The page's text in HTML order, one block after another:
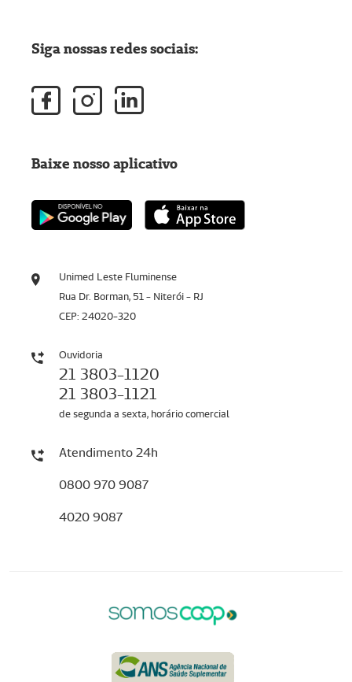
Unimed Leste Fluminense
Rua Dr. Borman, 51 - Niterói - RJ
CEP: 24020-320
Ouvidoria
21 3803-1120
21 3803-1121
de segunda a sexta, horário comercial
Atendimento 24h
0800 970 9087
4020 9087
Siga nossas redes sociais:
Baixe nosso aplicativo